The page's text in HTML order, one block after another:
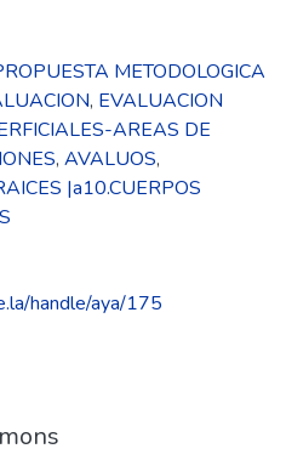
METODOLOGICA
, EVALUACION
AREAS DE
, AVALUOS,
|a10.CUERPOS
handle/aya/175